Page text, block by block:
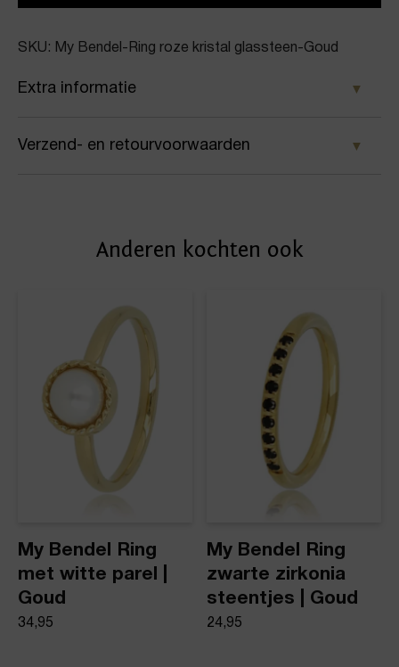
SKU: My Bendel-Ring roze kristal glassteen-Goud
Extra informatie
Kleur
Product stijl
Ringen met steen
Verzend- en retourvoorwaarden
afleveradres. Voor geplaatste bestellingen geldt bij
Anderen kochten ook
My Bendel Ring
met witte parel |
Goud
34,95
My Bendel Ring
zwarte zirkonia
steentjes | Goud
24,95